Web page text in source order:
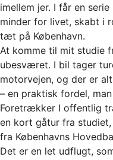
imellem jer. I får en
minder for livet, skabt i
tæt på København.
At komme til mit studie
ubesværet. I bil tager
motorvejen, og der er
– en praktisk fordel,
Foretrækker I offentlig
en kort gåtur fra
fra Københavns
Det er en let udflugt,